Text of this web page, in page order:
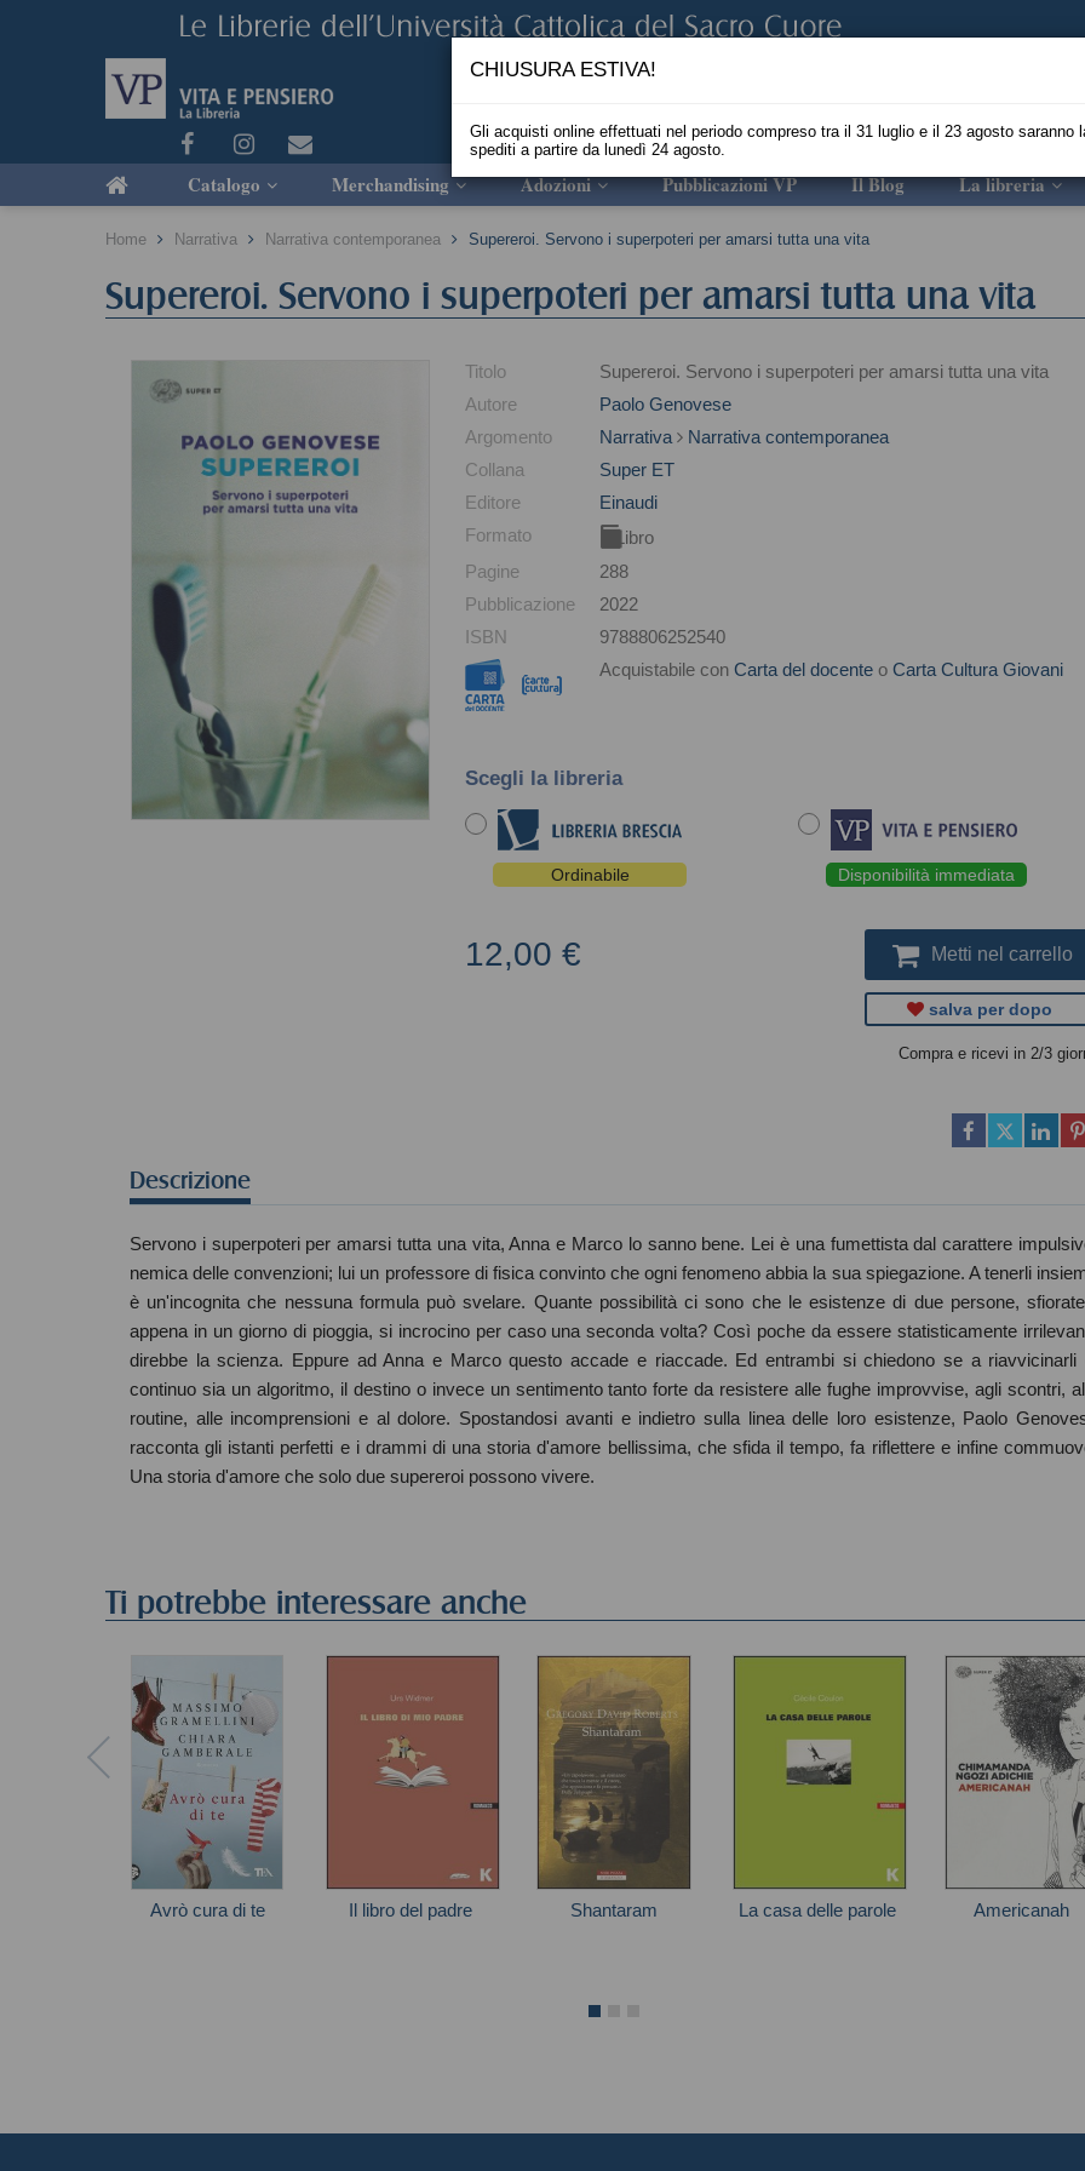
Catalogo Merchandising Adozioni Pubblicazioni VP Il Blog La libreria
Home Narrativa Narrativa contemporanea Supereroi. Servono i superpoteri per amarsi tutta una vita
Supereroi. Servono i superpoteri per amarsi tutta una vita
Titolo
Supereroi. Servono i superpoteri per amarsi tutta una vita
Autore
Paolo Genovese
Argomento
Narrativa
Narrativa contemporanea
Collana
Super ET
Editore
Einaudi
Formato
Libro
Pagine
288
Pubblicazione
2022
ISBN
9788806252540
Acquistabile con Carta del docente o Carta Cultura Giovani
Scegli la libreria
Ordinabile Disponibilità immediata
12,00 € Metti nel carrello
salva per dopo
Compra e ricevi in 2/3
Descrizione
Servono i superpoteri per amarsi tutta una vita, Anna e Marco lo sanno bene. Lei è una fumettista dal carattere
nemica delle convenzioni; lui un professore di fisica convinto che ogni fenomeno abbia la sua spiegazione. A tenerli
è un'incognita che nessuna formula può svelare. Quante possibilità ci sono che le esistenze di due persone,
appena in un giorno di pioggia, si incrocino per caso una seconda volta? Così poche da essere statisticamente
direbbe la scienza. Eppure ad Anna e Marco questo accade e riaccade. Ed entrambi si chiedono se a riavvicinarli
continuo sia un algoritmo, il destino o invece un sentimento tanto forte da resistere alle fughe improvvise, agli scontri,
routine, alle incomprensioni e al dolore. Spostandosi avanti e indietro sulla linea delle loro esistenze, Paolo
racconta gli istanti perfetti e i drammi di una storia d'amore bellissima, che sfida il tempo, fa riflettere e infine
Una storia d'amore che solo due supereroi possono vivere.
Ti potrebbe interessare anche
Avrò cura di te Il libro del padre Shantaram La casa delle parole Americanah
CHIUSURA ESTIVA!
Gli acquisti online effettuati nel periodo compreso tra il 31 luglio e il 23 agosto saranno
spediti a partire da lunedì 24 agosto.